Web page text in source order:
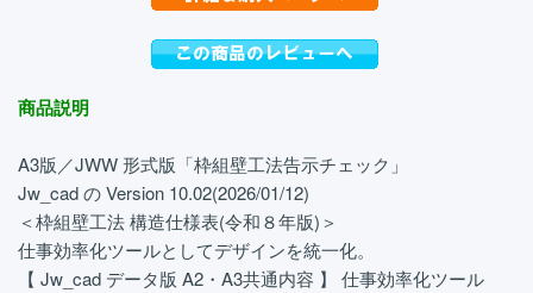
商品説明
A3版／JWW 形式版「枠組壁工法告示チェック」
Jw_cad の Version 10.02(2026/01/12)
＜枠組壁工法 構造仕様表(令和８年版)＞
仕事効率化ツールとしてデザインを統一化。
【 Jw_cad データ版 A2・A3共通内容 】 仕事効率化ツール